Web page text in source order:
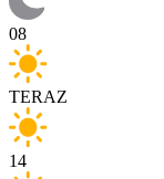
08
TERAZ
14